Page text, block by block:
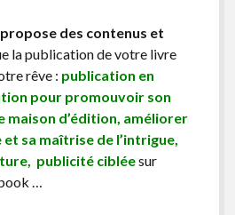
des contenus et
la publication de votre livre
rêve : publication en
pour promouvoir son
maison d’édition, améliorer
sa maîtrise de l’intrigue,
publicité cibléesur
…